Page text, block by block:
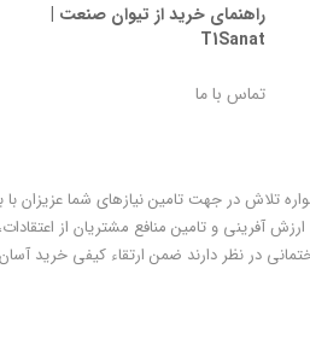
راهنمای خرید از تیوان صنعت |
T1Sanat
تماس با ما
تلاش در جهت تامین نیازهای شما
آفرینی و تامین منافع مشتریان از
در نظر دارند ضمن ارتقاء کیفی خرید